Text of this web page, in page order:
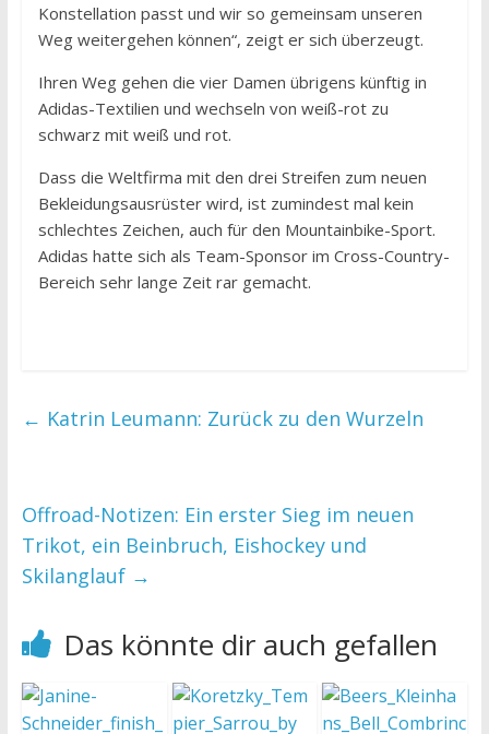
Konstellation passt und wir so gemeinsam unseren
Weg weitergehen können“, zeigt er sich überzeugt.
Ihren Weg gehen die vier Damen übrigens künftig in
Adidas-Textilien und wechseln von weiß-rot zu
schwarz mit weiß und rot.
Dass die Weltfirma mit den drei Streifen zum neuen
Bekleidungsausrüster wird, ist zumindest mal kein
schlechtes Zeichen, auch für den Mountainbike-Sport.
Adidas hatte sich als Team-Sponsor im Cross-Country-
Bereich sehr lange Zeit rar gemacht.
← Katrin Leumann: Zurück zu den Wurzeln
Offroad-Notizen: Ein erster Sieg im neuen
Trikot, ein Beinbruch, Eishockey und
Skilanglauf →
Das könnte dir auch gefallen